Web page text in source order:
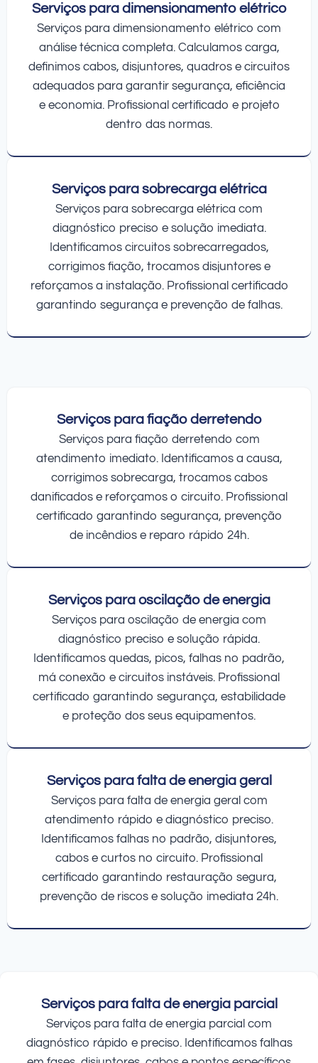
Serviços para dimensionamento elétrico
Serviços para dimensionamento elétrico com
análise técnica completa. Calculamos carga,
definimos cabos, disjuntores, quadros e circuitos
adequados para garantir segurança, eficiência
e economia. Profissional certificado e projeto
dentro das normas.
Serviços para sobrecarga elétrica
Serviços para sobrecarga elétrica com
diagnóstico preciso e solução imediata.
Identificamos circuitos sobrecarregados,
corrigimos fiação, trocamos disjuntores e
reforçamos a instalação. Profissional certificado
garantindo segurança e prevenção de falhas.
Serviços para fiação derretendo
Serviços para fiação derretendo com
atendimento imediato. Identificamos a causa,
corrigimos sobrecarga, trocamos cabos
danificados e reforçamos o circuito. Profissional
certificado garantindo segurança, prevenção
de incêndios e reparo rápido 24h.
Serviços para oscilação de energia
Serviços para oscilação de energia com
diagnóstico preciso e solução rápida.
Identificamos quedas, picos, falhas no padrão,
má conexão e circuitos instáveis. Profissional
certificado garantindo segurança, estabilidade
e proteção dos seus equipamentos.
Serviços para falta de energia geral
Serviços para falta de energia geral com
atendimento rápido e diagnóstico preciso.
Identificamos falhas no padrão, disjuntores,
cabos e curtos no circuito. Profissional
certificado garantindo restauração segura,
prevenção de riscos e solução imediata 24h.
Serviços para falta de energia parcial
Serviços para falta de energia parcial com
diagnóstico rápido e preciso. Identificamos falhas